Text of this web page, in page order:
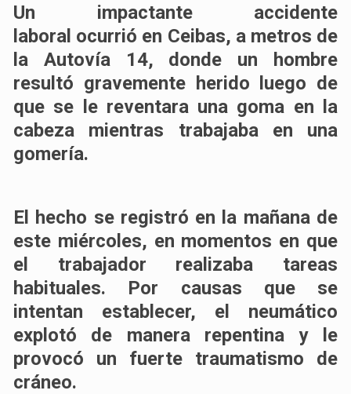
Un
impactante accidente
laboral ocurrió en Ceibas, a metros de
la
Autovía 14, donde un hombre
resultó gravemente herido luego de
que se le reventara una goma en la
cabeza mientras trabajaba en una
gomería.
El hecho se registró en la mañana de
este miércoles, en momentos en que
el trabajador realizaba tareas
habituales. Por causas que se
intentan establecer, el neumático
explotó de manera repentina y le
provocó un fuerte traumatismo de
cráneo.